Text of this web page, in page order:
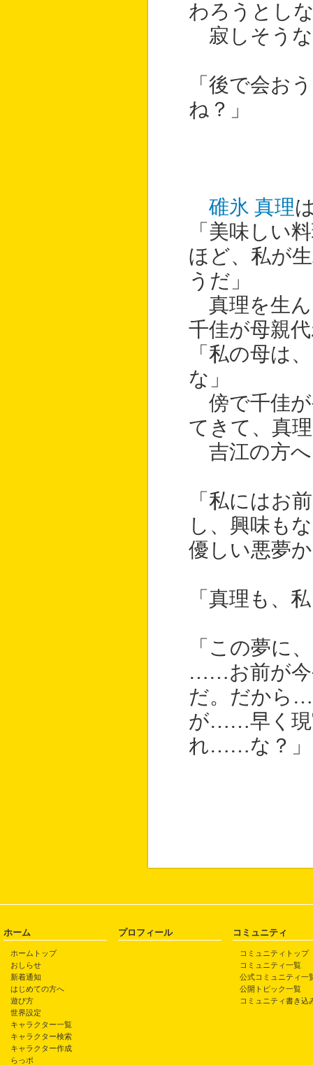
わろうとし
寂しそうな
「後で会お
ね？」
碓氷 真理
「美味しい
ほど、私が
うだ」
真理を生ん
千佳が母親
「私の母は
な」
傍で千佳が
てきて、真
吉江の方へ
「私にはお
し、興味も
優しい悪夢
「真理も、
「この夢に
……お前が今
だ。だから
が……早く現
れ……な？」
ホーム
ホームトップ
おしらせ
新着通知
はじめての方へ
遊び方
世界設定
キャラクター一覧
キャラクター検索
キャラクター作成
らっポ
プロフィール コミュニティ
コミュニティトップ
コミュニティ一覧
公式コミュニティ一
公開トピック一覧
コミュニティ書き込